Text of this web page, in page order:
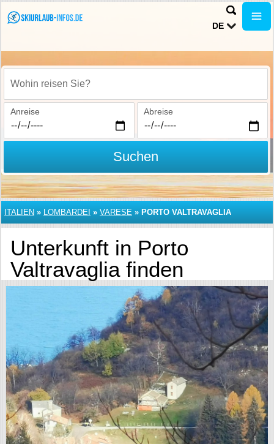
DE
Wohin reisen Sie?
Anreise Abreise
Suchen
ITALIEN » LOMBARDEI » VARESE » PORTO VALTRAVAGLIA
Unterkunft in Porto
Valtravaglia finden